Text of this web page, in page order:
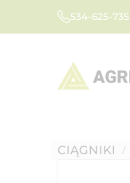
534-625-735
CIĄGNIKI /